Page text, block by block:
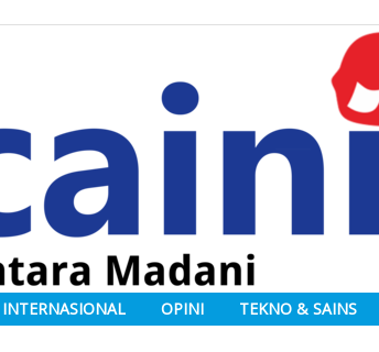
INTERNASIONAL OPINI TEKNO & SAINS